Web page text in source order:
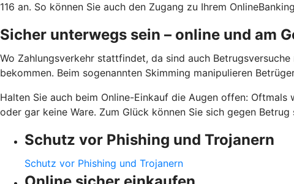
116 an. So können Sie auch den Zugang zu Ihrem
Sicher unterwegs sein – online und am
Wo Zahlungsverkehr stattfindet, da sind auch
bekommen. Beim sogenannten Skimming manipulieren
Halten Sie auch beim Online-Einkauf die Augen offen:
oder gar keine Ware. Zum Glück können Sie sich gegen
Schutz vor Phishing und Trojanern
Schutz vor Phishing und Trojanern